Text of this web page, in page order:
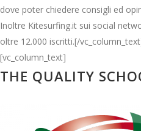
dove poter chiedere consigli ed
Inoltre Kitesurfing.it sui social
oltre 12.000 iscritti.[/
[vc_column_text]
THE QUALITY